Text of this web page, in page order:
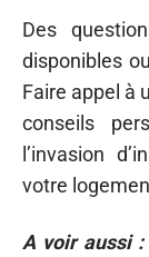
Des
disponibles
Faire appel à
conseils
l’invasion
votre
A voir aussi :